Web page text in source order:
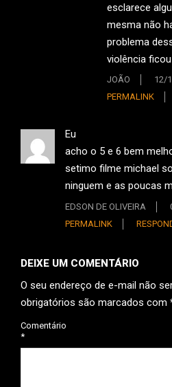
esclarece
mesma não
problema
violência
JOÃO
12/
PERMALINK
Eu
acho o 5 e 6 bem
setimo filme michael
ninguem e as poucas
EDSON DE OLIVEIRA
PERMALINK
DEIXE UM COMENTÁRIO
O seu endereço de e-mail não
obrigatórios são marcados com
Comentário
*